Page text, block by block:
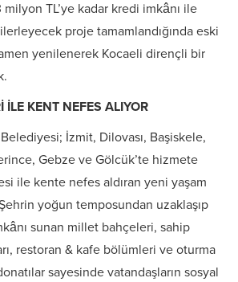
TL’ye kadar kredi imkânı ile
proje tamamlandığında eski
yenilenerek Kocaeli dirençli bir
İLE KENT NEFES ALIYOR
İzmit, Dilovası, Başiskele,
Gebze ve Gölcük’te hizmete
ile kente nefes aldıran yeni yaşam
Şehrin yoğun temposundan uzaklaşıp
sunan millet bahçeleri, sahip
restoran & kafe bölümleri ve oturma
sayesinde vatandaşların sosyal